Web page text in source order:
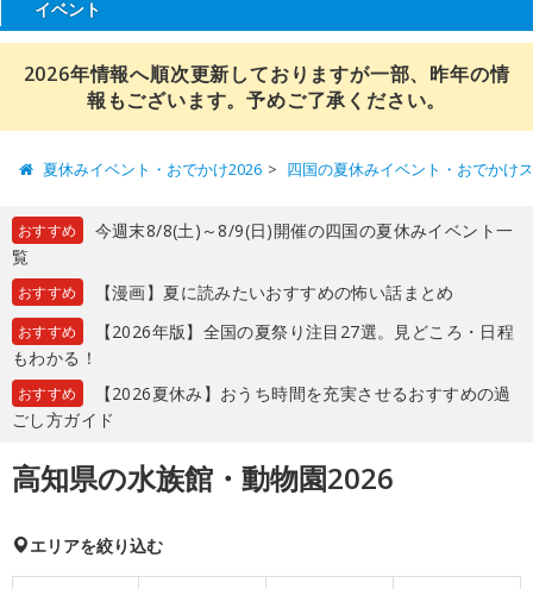
イベント
2026年情報へ順次更新しておりますが一部、昨年の情
報もございます。予めご了承ください。
夏休みイベント・おでかけ2026 四国の夏休みイベント・おでかけ
おすすめ
今週末8/8(土)～8/9(日)開催の四国の夏休みイベント一
覧
おすすめ 【漫画】夏に読みたいおすすめの怖い話まとめ
おすすめ
【2026年版】全国の夏祭り注目27選。見どころ・日程
もわかる！
おすすめ
【2026夏休み】おうち時間を充実させるおすすめの過
ごし方ガイド
高知県の水族館・動物園2026
エリアを絞り込む